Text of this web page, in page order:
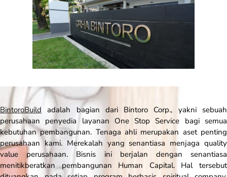
BintoroBuild adalah bagian dari Bintoro Corp., yakni sebuah
perusahaan penyedia layanan One Stop Service bagi semua
kebutuhan pembangunan. Tenaga ahli merupakan aset penting
perusahaan kami. Merekalah yang senantiasa menjaga quality
value perusahaan. Bisnis ini berjalan dengan senantiasa
menitikberatkan pembangunan Human Capital. Hal tersebut